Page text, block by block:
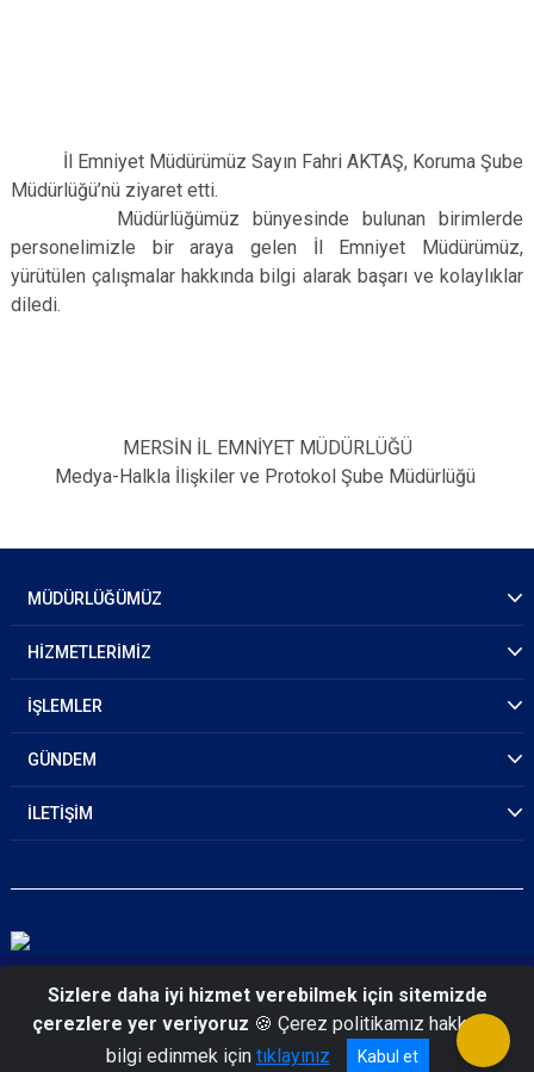
İl Emniyet Müdürümüz Sayın Fahri AKTAŞ, Koruma Şube
Müdürlüğü’nü ziyaret etti.
Müdürlüğümüz bünyesinde bulunan birimlerde
personelimizle bir araya gelen İl Emniyet Müdürümüz,
yürütülen çalışmalar hakkında bilgi alarak başarı ve kolaylıklar
diledi.
MERSİN İL EMNİYET MÜDÜRLÜĞÜ
Medya-Halkla İlişkiler ve Protokol Şube Müdürlüğü
MÜDÜRLÜĞÜMÜZ
HİZMETLERİMİZ
İŞLEMLER
GÜNDEM
İLETİŞİM
© 2026 Mersin Emniyet Müdürlüğü
Sizlere daha iyi hizmet verebilmek için sitemizde
çerezlere yer veriyoruz 🍪 Çerez politikamız hakkında
bilgi edinmek için tıklayınız Kabul et